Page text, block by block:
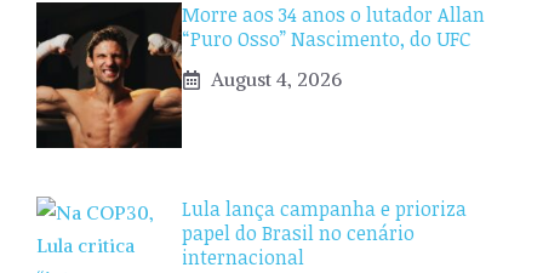
Morre aos 34 anos o lutador Allan
“Puro Osso” Nascimento, do UFC
August 4, 2026
Lula lança campanha e prioriza
papel do Brasil no cenário
internacional